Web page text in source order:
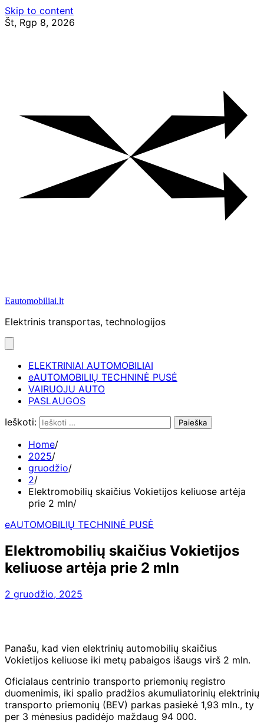
Skip to content
Št, Rgp 8, 2026
Eautomobiliai.lt
Elektrinis transportas, technologijos
ELEKTRINIAI AUTOMOBILIAI
eAUTOMOBILIŲ TECHNINĖ PUSĖ
VAIRUOJU AUTO
PASLAUGOS
Ieškoti:
Home
2025
gruodžio
2
Elektromobilių skaičius Vokietijos keliuose artėja
prie 2 mln
eAUTOMOBILIŲ TECHNINĖ PUSĖ
Elektromobilių skaičius Vokietijos
keliuose artėja prie 2 mln
2 gruodžio, 2025
Panašu, kad vien elektrinių automobilių skaičius
Vokietijos keliuose iki metų pabaigos išaugs virš 2 mln.
Oficialaus centrinio transporto priemonių registro
duomenimis, iki spalio pradžios akumuliatorinių elektrinių
transporto priemonių (BEV) parkas pasiekė 1,93 mln., ty
per 3 mėnesius padidėjo maždaug 94 000.